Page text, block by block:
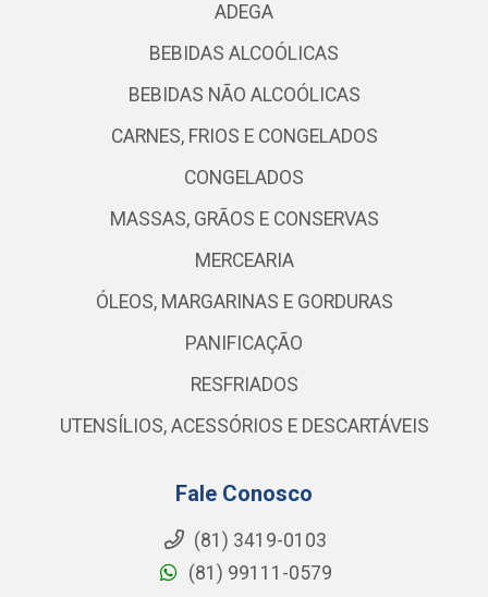
ADEGA
BEBIDAS ALCOÓLICAS
BEBIDAS NÃO ALCOÓLICAS
CARNES, FRIOS E CONGELADOS
CONGELADOS
MASSAS, GRÃOS E CONSERVAS
MERCEARIA
ÓLEOS, MARGARINAS E GORDURAS
PANIFICAÇÃO
RESFRIADOS
UTENSÍLIOS, ACESSÓRIOS E DESCARTÁVEIS
Fale Conosco
(81) 3419-0103
(81) 99111-0579